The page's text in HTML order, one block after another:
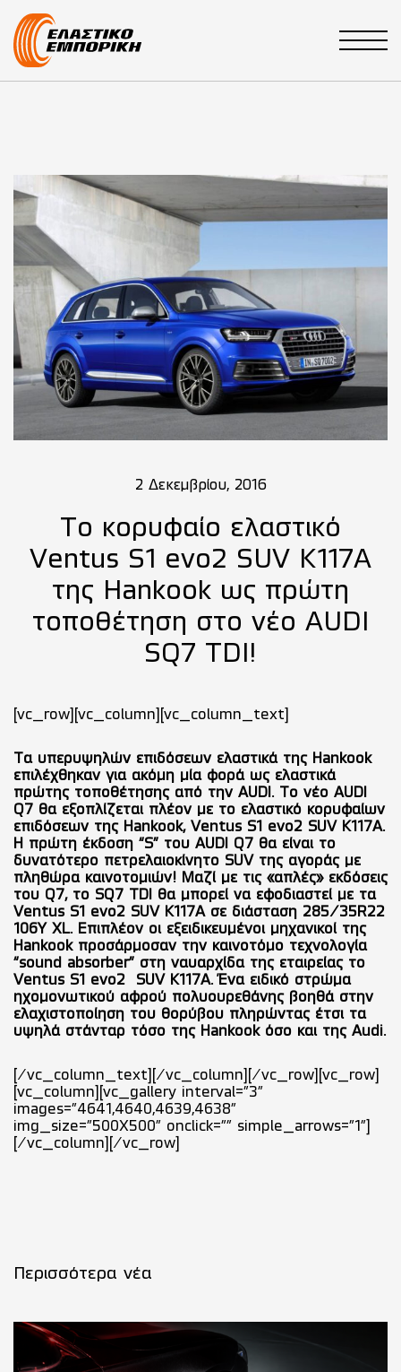
Main Navigation
2 Δεκεμβρίου, 2016
Το κορυφαίο ελαστικό
Ventus S1 evo2 SUV K117A
της Hankook ως πρώτη
τοποθέτηση στο νέο AUDI
SQ7 TDI!
[vc_row][vc_column][vc_column_text]
Τα υπερυψηλών επιδόσεων ελαστικά της Hankook
επιλέχθηκαν για ακόμη μία φορά ως ελαστικά
πρώτης τοποθέτησης από την AUDI. Το νέο AUDI
Q7 θα εξοπλίζεται πλέον με το ελαστικό κορυφαίων
επιδόσεων της Hankook, Ventus S1 evo2 SUV K117A.
Η πρώτη έκδοση “S” του AUDI Q7 θα είναι το
δυνατότερο πετρελαιοκίνητο SUV της αγοράς με
πληθώρα καινοτομιών! Μαζί με τις «απλές» εκδόσεις
του Q7, το SQ7 TDI θα μπορεί να εφοδιαστεί με τα
Ventus S1 evo2 SUV K117A σε διάσταση 285/35R22
106Y XL. Επιπλέον οι εξειδικευμένοι μηχανικοί της
Hankook προσάρμοσαν την καινοτόμο τεχνολογία
“sound absorber” στη ναυαρχίδα της εταιρείας το
Ventus S1 evo2 SUV K117A. Ένα ειδικό στρώμα
ηχομονωτικού αφρού πολυουρεθάνης βοηθά στην
ελαχιστοποίηση του θορύβου πληρώντας έτσι τα
υψηλά στάνταρ τόσο της Hankook όσο και της Audi.
[/vc_column_text][/vc_column][/vc_row][vc_row]
[vc_column][vc_gallery interval="3"
images="4641,4640,4639,4638"
img_size="500X500" onclick="" simple_arrows="1"]
[/vc_column][/vc_row]
Περισσότερα νέα